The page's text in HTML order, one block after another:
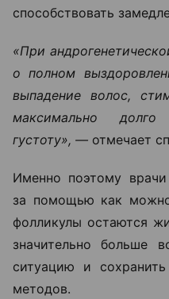
способствовать
«При
о полном
выпадение волос,
максимально
густоту», — отмечает
Именно поэтому
за помощью как
фолликулы остаются
значительно больше
ситуацию и
методов.